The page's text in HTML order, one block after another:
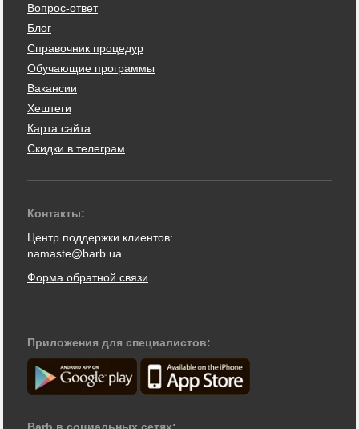
Вопрос-ответ
Блог
Справочник процедур
Обучающие программы
Вакансии
Хештеги
Карта сайта
Скидки в телеграм
Контакты:
Центр поддержки клиентов:
namaste@barb.ua
Форма обратной связи
Приложения для специалистов:
Barb в социальных сетях: